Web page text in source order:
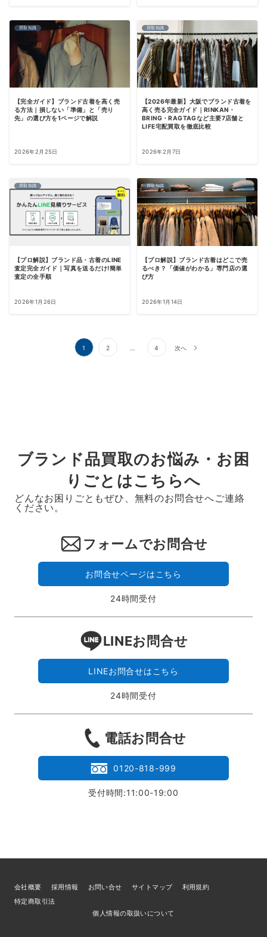
買取知識
【完全ガイド】ブランド古着を高く売
る方法｜損しない「準備」と「売り
先」の選び方を1ページで解説
2026年2月25日
買取知識
【2026年最新】大阪でブランド古着を
高く売る完全ガイド｜RINKAN・
BRING・RAGTAGなど主要7店舗と
LIFE宅配買取を徹底比較
2026年2月7日
買取知識
【プロ解説】ブランド品・古着のLINE
査定完全ガイド｜写真を送るだけ!簡単
査定の全手順
2026年1月26日
買取知識
【プロ解説】ブランド古着はどこで売
るべき？「価値がわかる」専門店の選
び方
2026年1月14日
1 2 4 次へ
ブランド品買取のお悩み・お困
りごとはこちらへ
どんなお困りごともぜひ、無料のお問合せへご連絡
ください。
フォームでお問合せ
お問合せページはこちら
24時間受付
LINEお問合せ
LINEお問合せはこちら
24時間受付
電話お問合せ
0120-818-999
受付時間:11:00-19:00
会社概要 採用情報 お問い合せ サイトマップ
利用規約
特定商取引法
個人情報の取扱いについて